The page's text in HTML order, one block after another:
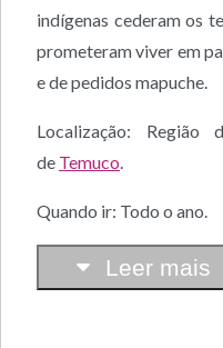
indígenas cederam os
prometeram viver em
e de pedidos mapuche.
Localização: Região
de Temuco
Quando ir: Todo o ano.
Leer mais